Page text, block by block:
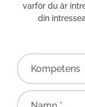
varför du är
din
Kompetens